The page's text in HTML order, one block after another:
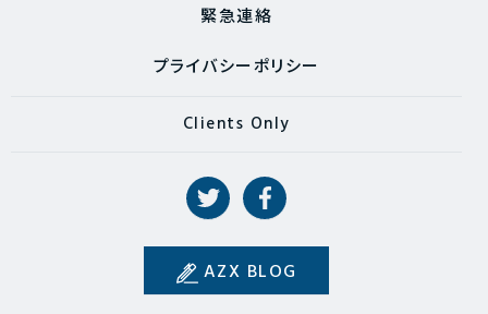
緊急連絡
プライバシーポリシー
Clients Only
AZX BLOG